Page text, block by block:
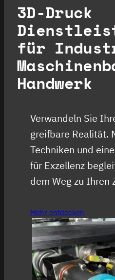
3D-Druck
für
Handwerk
Verwandeln Sie
greifbare Realität.
Techniken und
für Exzellenz
dem Weg zu Ihren
Mehr entdecken